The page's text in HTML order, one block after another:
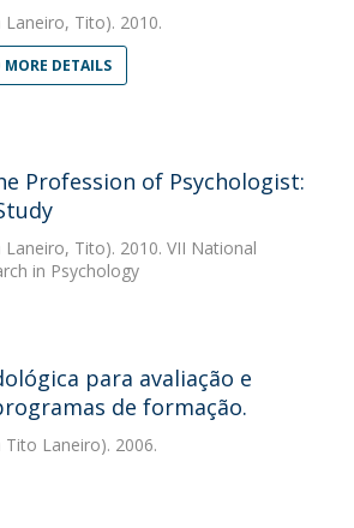
Laneiro, Tito). 2010.
DETAILS
Profession of Psychologist:
Laneiro, Tito). 2010. VII National
in Psychology
para avaliação e
de formação.
Tito Laneiro). 2006.